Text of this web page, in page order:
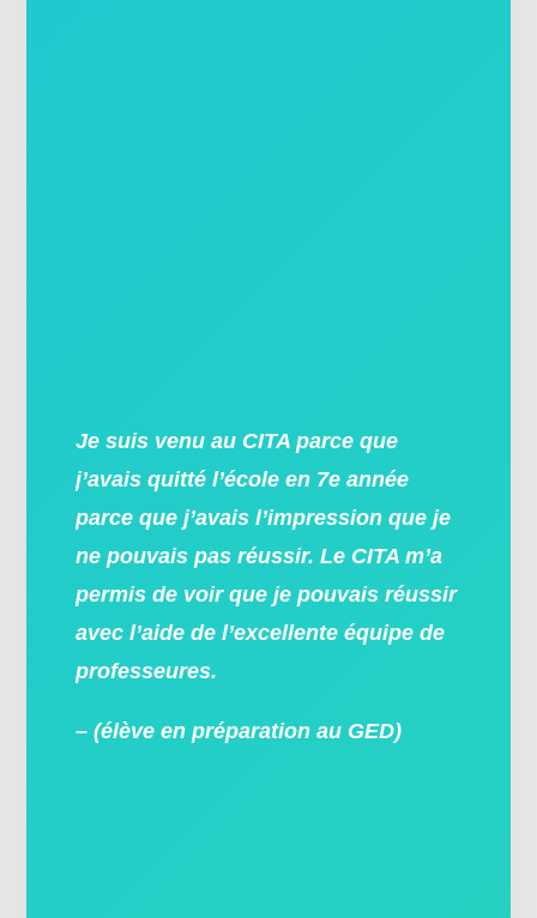
Je suis venu au CITA parce que
j’avais quitté l’école en 7e année
parce que j’avais l’impression que je
ne pouvais pas réussir. Le CITA m’a
permis de voir que je pouvais réussir
avec l’aide de l’excellente équipe de
professeures.
– (élève en préparation au GED)